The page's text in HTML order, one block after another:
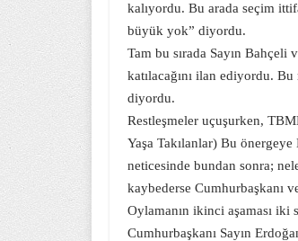
kalıyordu. Bu arada seçim
büyük yok” diyordu.
Tam bu sırada Sayın
katılacağını ilan ediyordu.
diyordu.
Restleşmeler uçuşurken,
Yaşa Takılanlar) Bu
neticesinde bundan sonra;
kaybederse Cumhurbaşkanı
Oylamanın ikinci aşaması iki
Cumhurbaşkanı Sayın